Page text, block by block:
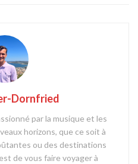
Dornfried
par la musique et les
horizons, que ce soit à
ou des destinations
de vous faire voyager à